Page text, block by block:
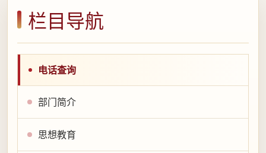
栏目导航
电话查询
部门简介
思想教育